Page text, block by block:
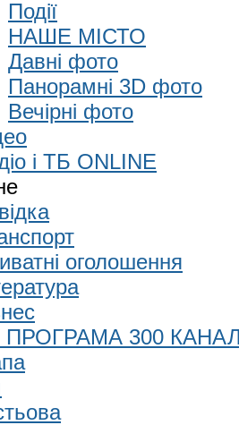
Події
НАШЕ МІСТО
Давні фото
Панорамні 3D фото
Вечірні фото
і ТБ ONLINE
оголошення
ПРОГРАМА 300